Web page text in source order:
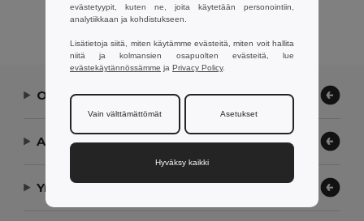
Näytetään Kaikki Tuotteet.
Ota yhteyttä
Anna meidän auttaa
Yrityksemme
evästetyypit, kuten ne, joita käytetään personointiin,
analytiikkaan ja kohdistukseen.
Lisätietoja siitä, miten käytämme evästeitä, miten voit hallita
niitä ja kolmansien osapuolten evästeitä, lue
evästekäytännössämme ja Privacy Policy.
Vain välttämättömät Asetukset
Hyväksy kaikki